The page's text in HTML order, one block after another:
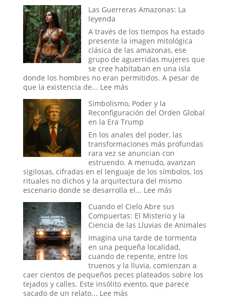
Decide
la
Hora
del
Apocalipsis
«Niños
Índigo»
y
el
Proyecto
Stargate:
¿La
Última
Frontera
la
Psique
o
el
Sueño
de
un
Espía?
Las Guerreras Amazonas: La
leyenda
A través de los tiempos ha estado
presente la imagen mitológica
clásica de las amazonas, ese
grupo de aguerridas mujeres que
se cree habitaban en una isla
donde los hombres no eran permitidos. A pesar de
que la existencia de... Lee más:
Guerreras
Amazonas:
La
leyenda
Simbolismo, Poder y la
Reconfiguración del Orden Global
en la Era Trump
En los anales del poder, las
transformaciones más profundas
rara vez se anuncian con
estruendo. A menudo, avanzan
sigilosas, cifradas en el lenguaje de los símbolos, los
rituales no dichos y la arquitectura del mismo
escenario donde se desarrolla el... Lee más:
Poder
y
la
Reconfiguración
del
Orden
Global
en
la
Cuando el Cielo Abre sus
Compuertas: El Misterio y la
Ciencia de las Lluvias de Animales
Imagina una tarde de tormenta
en una pequeña localidad,
cuando de repente, entre los
truenos y la lluvia, comienzan a
caer cientos de pequeños peces plateados sobre los
tejados y calles. Este insólito evento, que parece
sacado de un relato... Lee más: